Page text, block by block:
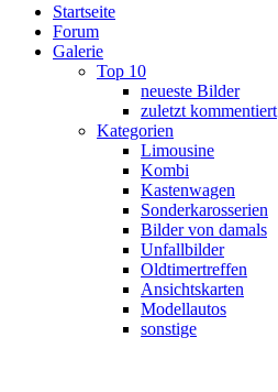
Startseite
Forum
Galerie
Top 10
neueste Bilder
zuletzt kommentiert
Kategorien
Limousine
Kombi
Kastenwagen
Sonderkarosserien
Bilder von damals
Unfallbilder
Oldtimertreffen
Ansichtskarten
Modellautos
sonstige